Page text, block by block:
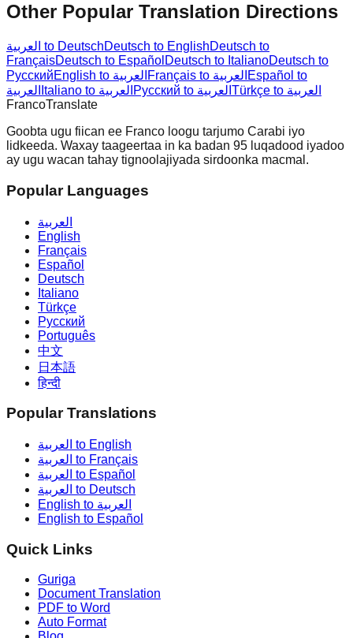
Other Popular Translation Directions
العربية to DeutschDeutsch to EnglishDeutsch to
FrançaisDeutsch to Español Deutsch to ItalianoDeutsch to
Русский
English to العربية Français to العربية Español to
العربية
Italiano to العربية Русский to العربية
Türkçe to العربية
FrancoTranslate
Goobta ugu fiican ee Franco loogu tarjumo Carabi iyo
lidkeeda. Waxay taageertaa in ka badan 95 luqadood iyadoo
ay ugu wacan tahay tignoolajiyada sirdoonka macmal.
Popular Languages
العربية
English
Français
Español
Deutsch
Italiano
Türkçe
Русский
Português
中文
日本語
हिन्दी
Popular Translations
العربية to English
العربية to Français
العربية to Español
العربية to Deutsch
English to العربية
English to Español
Quick Links
Guriga
Document Translation
PDF to Word
Auto Format